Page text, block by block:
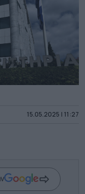
15.05.2025 | 11:27